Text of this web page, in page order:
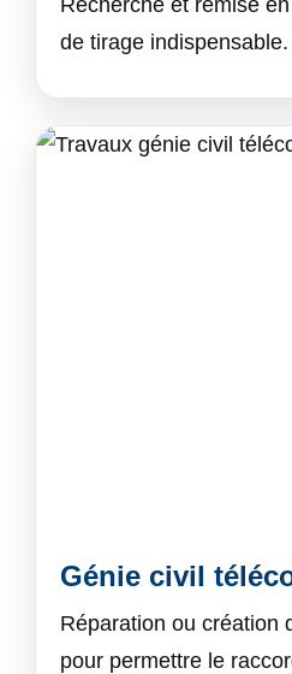
Recherche et remise
de tirage indispensable.
Génie civil
Réparation ou création
pour permettre le